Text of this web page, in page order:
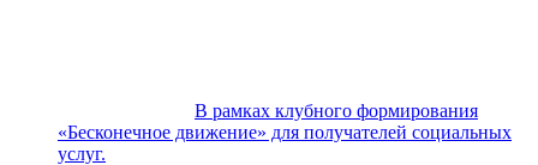
В рамках клубного формирования
«Бесконечное движение» для получателей социальных
услуг.